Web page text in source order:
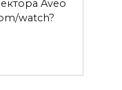
Aveo
watch?